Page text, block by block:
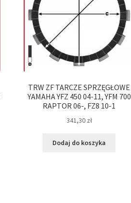
TRW ZF TARCZE SPRZĘGŁOWE
YAMAHA YFZ 450 04-11, YFM 700
RAPTOR 06-, FZ8 10-1
341,30 zł
Dodaj do koszyka